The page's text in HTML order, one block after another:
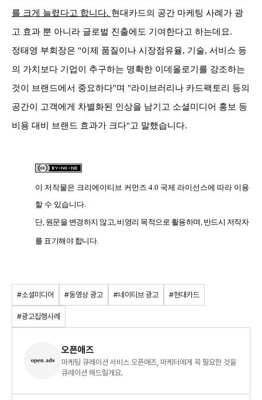
를 크게 늘렸다고 합니다. 현대카드의 공간 마케팅 사례가 광
고 효과 뿐 아니라 글로벌 진출에도 기여한다고 하는데요.
정태영 부회장은 "이제 품질이나 시장점유율, 기술, 서비스 등
의 가치보다 기업이 추구하는 명확한 이데올로기를 강조하는
것이 브랜드에서 중요하다"며 "라이브러리나 카드팩토리 등의
공간이 고객에게 차별화된 인상을 남기고 소셜미디어 홍보 등
비용 대비 브랜드 효과가 크다"고 말했습니다.
이 저작물은 크리에이티브 커먼즈 4.0 국제 라이선스에 따라 이용
할 수 있습니다.
단, 원문을 변경하지 않고, 비영리 목적으로 활용하며, 반드시 저작자
를 표기해야 합니다.
#소셜미디어 #동영상 광고 #네이티브 광고 #현대카드
#광고집행사례
오픈애즈
마케팅 큐레이션 서비스 오픈애즈, 마케터에게 꼭 필요한 것을
큐레이션 해드릴게요.